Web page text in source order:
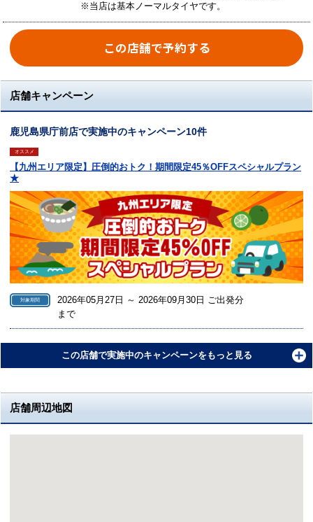
※当店は基本ノーマルタイヤです。
この店舗で予約する
店舗キャンペーン
鹿児島県庁前店で実施中のキャンペーン10件
オススメ
【九州エリア限定】圧倒的おトク！期間限定45％OFFスペシャルプラン
★
対象期間
2026年05月27日 ～ 2026年09月30日 ご出発分
まで
この店舗で実施中のキャンペーンをもっと見る
店舗周辺地図